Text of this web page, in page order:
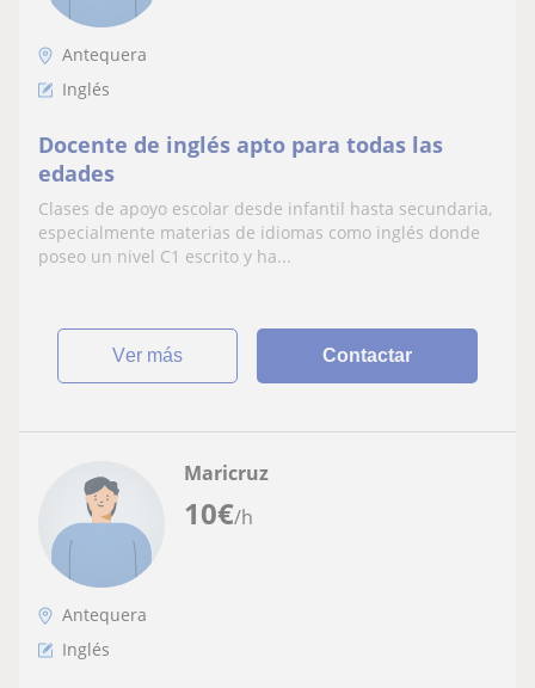
Antequera
Inglés
Docente de inglés apto para todas las
edades
Clases de apoyo escolar desde infantil hasta secundaria,
especialmente materias de idiomas como inglés donde
poseo un nivel C1 escrito y ha...
ver más Contactar
10€/h
Maricruz
Antequera
Inglés